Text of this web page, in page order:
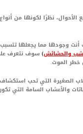
نظرًا لكونها من
أنت وجودها مما يجعلها
والحشائش) سوف نتعرف
خطر الموت.
الصغيرة التي تحب
والأعشاب السامة التي